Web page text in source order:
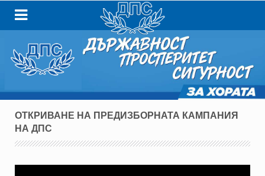
ОТКРИВАНЕ НА ПРЕДИЗБОРНАТА КАМПАНИЯ
НА ДПС